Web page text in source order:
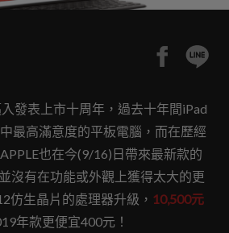
發表上市十周年，過去十年間iPad
最高滿意度的平板電腦，而在歷經
也在今(9/16)日帶來最新款的
沒有在功能或外觀上獲得太大的更
仿生晶片的處理器升級， 10,500元
年款更便宜400元！